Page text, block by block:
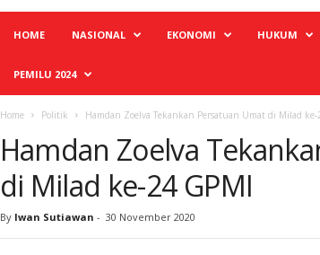
HOME NASIONAL EKONOMI HUKUM
PEMILU 2024
Home Politik Hamdan Zoelva Tekankan Persatuan Umat di Milad ke-
Hamdan Zoelva
di Milad ke-24 GPMI
By Iwan Sutiawan - 30 November 2020